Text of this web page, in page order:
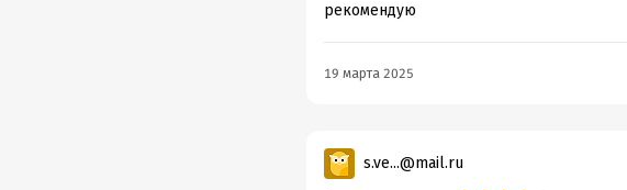
рекомендую
19 марта 2025
s.ve...@mail.ru